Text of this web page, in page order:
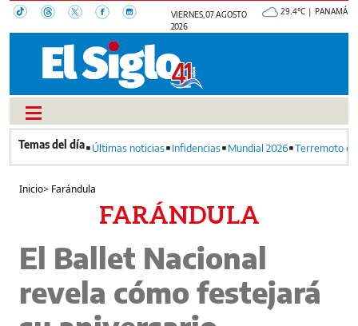
VIERNES, 07 AGOSTO
2026
29.4°C | PANAMÁ
Últimas noticias Infidencias Mundial 2026 Terremoto
Inicio> Farándula
FARÁNDULA
El Ballet Nacional
revela cómo festejará